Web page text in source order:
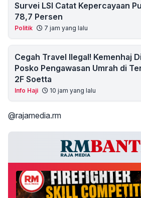
Survei LSI Catat Kepercayaan
78,7 Persen
Politik 7 jam yang lalu
Cegah Travel Ilegal! Kemenhaj
Posko Pengawasan Umrah di
2F Soetta
Info Haji 10 jam yang lalu
@rajamedia.rm